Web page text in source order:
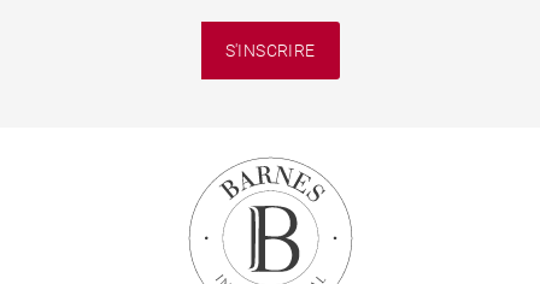
S'INSCRIRE